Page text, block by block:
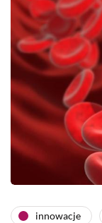
innowacje